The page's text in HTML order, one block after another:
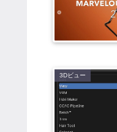
3Dビュー